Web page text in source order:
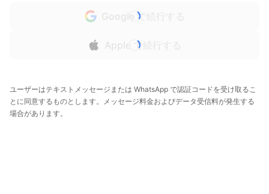
Google で続行する
Apple で続行する
ユーザーはテキストメッセージまたは WhatsApp で認証コードを受け取るこ
とに同意するものとします。メッセージ料金およびデータ受信料が発生する
場合があります。